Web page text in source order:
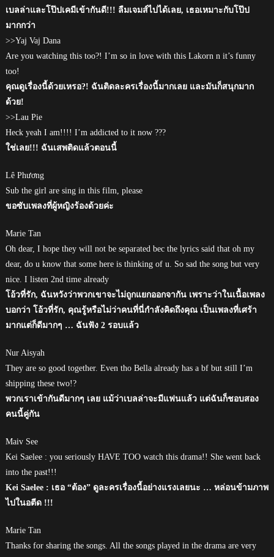
เบลล่าและโป๊ปเคมีเข้ากันดี!!! ลืมเจมส์ไปได้เลย, เธอเหมาะกับโป๊ป
มากกว่า
>>Yaj Vaj Dana
Are you watching this too?! I’m so in love with this Lakorn n it’s funny
too!
คุณดูเรื่องนี้ด้วยเหรอ?! ฉันติดละครเรื่องนี้มากเลย และมันก็สนุกมาก
ด้วย!
>>Lau Pie
Heck yeah I am!!!! I’m addicted to it now ???
ใช่เลย!!! ฉันเสพติดแล้วตอนนี้
Lê Phương
Sub the girl are sing in this film, please
ขอซับเพลงที่ผู้หญิงร้องด้วยค่ะ
Marie Tan
Oh dear, I hope they will not be separated bec the lyrics said that oh my
dear, do u know that some here is thinking of u. So sad the song but very
nice. I listen 2nd time already
โอ้วที่รัก, ฉันหวังว่าพวกเขาจะไม่ถูกแยกออกจากัน เพราะว่าในเนื้อเพลง
บอกว่า โอ้วที่รัก, คุณรู้หรือไม่ว่าคนที่นี่กำลังคิดถึงคุณ เป็นเพลงที่เศร้า
มากแต่ก็ดีมากๆ … ฉันฟัง 2 รอบแล้ว
Nur Aisyah
They are so good together. Even tho Bella already has a bf but still I’m
shipping these two!?
พวกเราเข้ากันดีมากๆ เลย แม้ว่าเบลล่าจะมีแฟนแล้ว แต่ฉันก็ชอบสอง
คนนี้คู่กัน
Maiv See
Kei Saelee : you seriously HAVE TOO watch this drama!! She went back
into the past!!!
Kei Saelee : เธอ “ต้อง” ดูละครเรื่องนี้อย่างแรงเลยนะ … หล่อนข้ามภาพ
ไปในอตีด !!!
Marie Tan
Thanks for sharing the songs. All the songs played in the drama are very